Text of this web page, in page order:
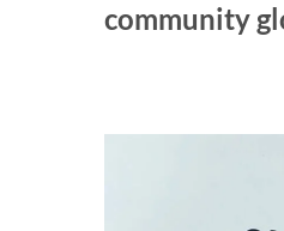
community